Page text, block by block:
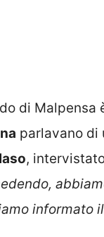
di Malpensa
parlavano di
,
informato il